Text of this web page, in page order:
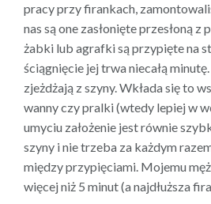
pracy przy firankach,
nas są one zasłonięte przesłoną
żabki lub agrafki są przypięte na
ściągnięcie jej trwa niecałą
zjeżdżają z szyny. Wkłada się to
wanny czy pralki (wtedy lepiej w
umyciu założenie jest równie
szyny i nie trzeba za każdym
między przypięciami. Mojemu
więcej niż 5 minut (a najdłuższa